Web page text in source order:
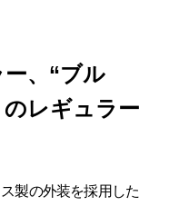
、“ブル
レギュラー
製の外装を採用した